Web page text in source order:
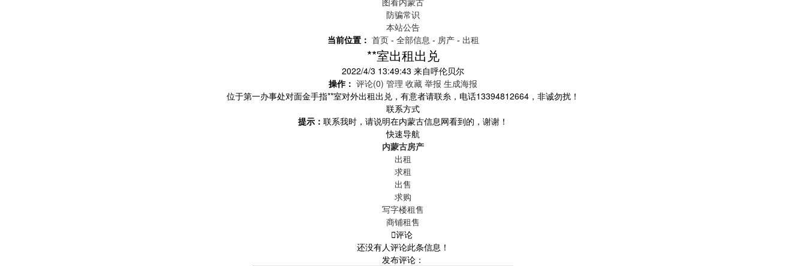
防骗常识
本站公告
当前位置： 首页- 全部信息 - 房产- 出租
**室出租出兑
2022/4/3 13:49:43 来自呼伦贝尔
操作： 评论(0) 管理 收藏 举报 生成海报
位于第一办事处对面金手指**室对外出租出兑，有意者请联糸，电话13394812664，非诚勿扰！
联系方式
提示： 联系我时，请说明在内蒙古信息网看到的，谢谢！
快速导航
内蒙古房产
出租
求租
出售
求购
写字楼租售
商铺租售
评论
还没有人评论此条信息！
发布评论：